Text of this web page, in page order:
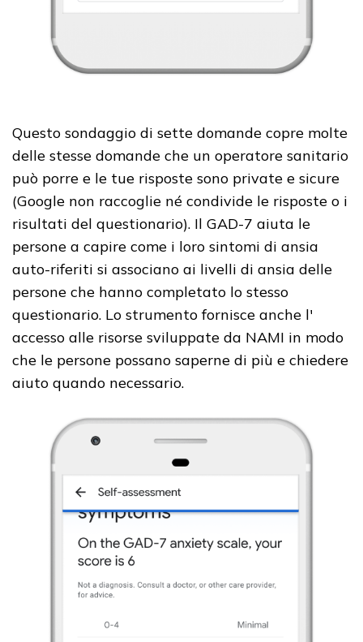
Questo sondaggio di sette domande copre molte
delle stesse domande che un operatore sanitario
può porre e le tue risposte sono private e sicure
(Google non raccoglie né condivide le risposte o i
risultati del questionario). Il GAD-7 aiuta le
persone a capire come i loro sintomi di ansia
auto-riferiti si associano ai livelli di ansia delle
persone che hanno completato lo stesso
questionario. Lo strumento fornisce anche l'
accesso alle risorse sviluppate da NAMI in modo
che le persone possano saperne di più e chiedere
aiuto quando necessario.